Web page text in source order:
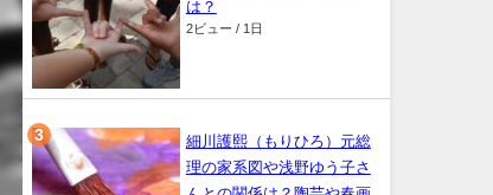
は？
2ビュー / 1日
細川護熙（もりひろ）元総
理の家系図や浅野ゆう子さ